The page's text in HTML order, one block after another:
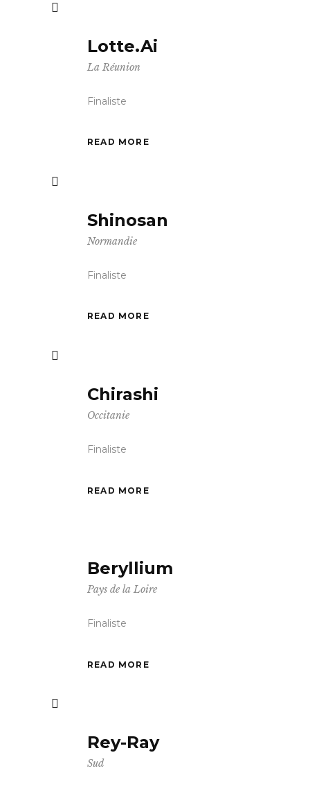
Lotte.Ai
La Réunion
Finaliste
READ MORE
Shinosan
Normandie
Finaliste
READ MORE
Chirashi
Occitanie
Finaliste
READ MORE
Beryllium
Pays de la Loire
Finaliste
READ MORE
Rey-Ray
Sud